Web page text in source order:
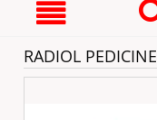
RADIOL